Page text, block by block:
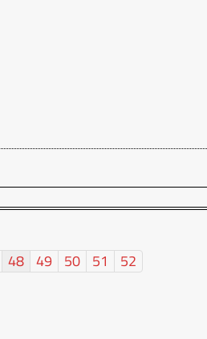
48 49 50 51 52